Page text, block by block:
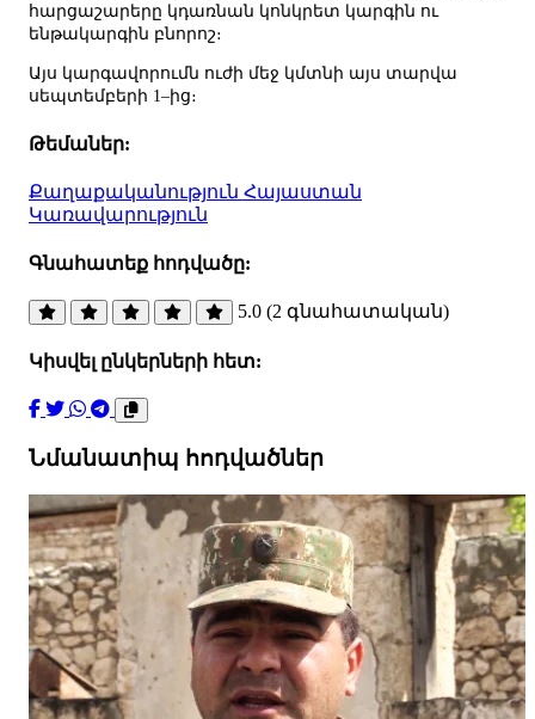
հարցաշարերը կդառնան կոնկրետ կարգին ու
ենթակարգին բնորոշ։
Այս կարգավորումն ուժի մեջ կմտնի այս տարվա
սեպտեմբերի 1–ից։
Թեմաներ:
Քաղաքականություն Հայաստան
Կառավարություն
Գնահատեք հոդվածը:
5.0 (2 գնահատական)
Կիսվել ընկերների հետ:
Նմանատիպ հոդվածներ